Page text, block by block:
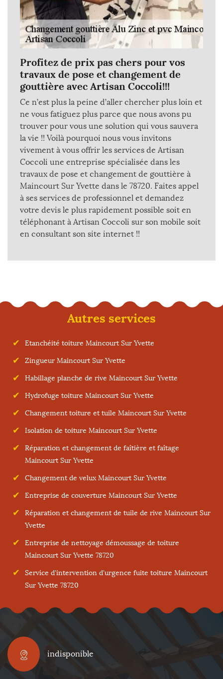
Profitez de prix pas chers pour vos
travaux de pose et changement de
gouttière avec Artisan Coccoli!!!
Ce n’est plus la peine d’aller chercher plus loin et
ne vous fatiguez plus parce que nous avons pu
trouver pour vous une solution qui vous sauvera
la vie !! Voilà pourquoi nous vous invitons
vivement à vous offrir les services de Artisan
Coccoli une entreprise spécialisée dans les
travaux de pose et changement de gouttière à
Maincourt Sur Yvette dans le 78720. Faites appel
à ses services de professionnel et demandez
votre devis le plus rapidement possible soit en
téléphonant à Artisan Coccoli sur son mobile soit
en consultant son site internet !!
Autres services
Etanchéité toiture Maincourt Sur Yvette
Zingueur Maincourt Sur Yvette
Habillage planche de rive Maincourt Sur Yvette
Hydrofuge toiture Maincourt Sur Yvette
Changement toiture et tuile Maincourt Sur Yvette
Isolation de toiture Maincourt Sur Yvette
Réparation et changement de faîtière et faîtage
Maincourt Sur Yvette
Changement de velux Maincourt Sur Yvette
Entreprise de couverture Maincourt Sur Yvette
Réparation et changement de tuile de rive Maincourt Sur
Yvette
Entreprise de nettoyage démoussage de toiture
Maincourt Sur Yvette 78720
Service d'intervention d'urgence fuite toiture Maincourt
Sur Yvette 78720
indisponible